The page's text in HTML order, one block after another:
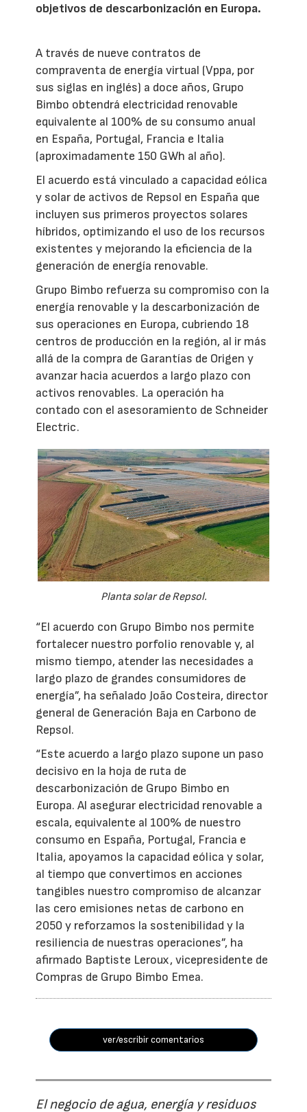
objetivos de descarbonización en Europa.
A través de nueve contratos de
compraventa de energía virtual (Vppa, por
sus siglas en inglés) a doce años, Grupo
Bimbo obtendrá electricidad renovable
equivalente al 100% de su consumo anual
en España, Portugal, Francia e Italia
(aproximadamente 150 GWh al año).
El acuerdo está vinculado a capacidad eólica
y solar de activos de Repsol en España que
incluyen sus primeros proyectos solares
híbridos, optimizando el uso de los recursos
existentes y mejorando la eficiencia de la
generación de energía renovable.
Grupo Bimbo refuerza su compromiso con la
energía renovable y la descarbonización de
sus operaciones en Europa, cubriendo 18
centros de producción en la región, al ir más
allá de la compra de Garantías de Origen y
avanzar hacia acuerdos a largo plazo con
activos renovables. La operación ha
contado con el asesoramiento de Schneider
Electric.
Planta solar de Repsol.
“El acuerdo con Grupo Bimbo nos permite
fortalecer nuestro porfolio renovable y, al
mismo tiempo, atender las necesidades a
largo plazo de grandes consumidores de
energía”, ha señalado João Costeira, director
general de Generación Baja en Carbono de
Repsol.
“Este acuerdo a largo plazo supone un paso
decisivo en la hoja de ruta de
descarbonización de Grupo Bimbo en
Europa. Al asegurar electricidad renovable a
escala, equivalente al 100% de nuestro
consumo en España, Portugal, Francia e
Italia, apoyamos la capacidad eólica y solar,
al tiempo que convertimos en acciones
tangibles nuestro compromiso de alcanzar
las cero emisiones netas de carbono en
2050 y reforzamos la sostenibilidad y la
resiliencia de nuestras operaciones”, ha
afirmado Baptiste Leroux, vicepresidente de
Compras de Grupo Bimbo Emea.
ver/escribir comentarios
El negocio de agua, energía y residuos